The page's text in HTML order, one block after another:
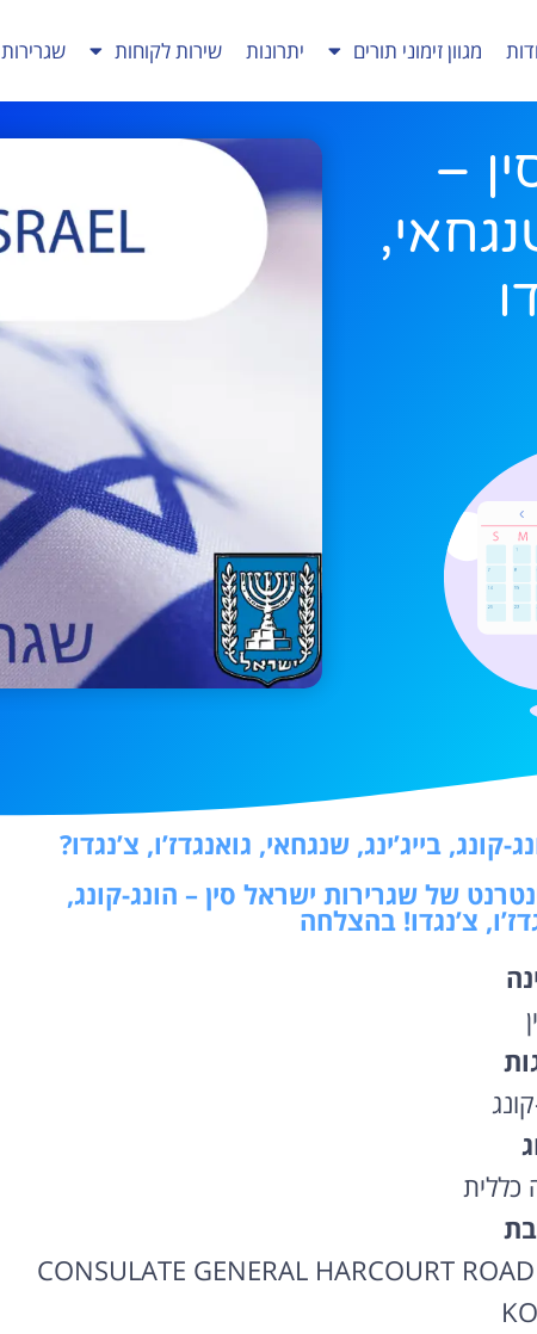
מגוון זימוני תורים יתרונות שירות לקוחות שגרירות
–
בייג’ינג, שנגחאי, גואנגדז’ו, צ’נגדו?
של שגרירות ישראל סין – הונג-קונג,
צ’נגדו! בהצלחה
כללית
CONSULATE GENERAL HARCOURT